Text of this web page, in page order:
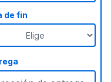
de fin